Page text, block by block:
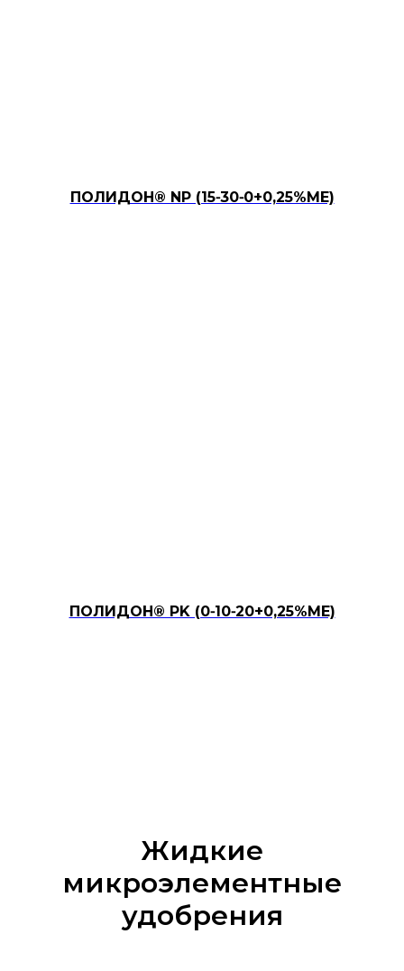
ПОЛИДОН® NP (15⁃30⁃0+0,25%ME)
ПОЛИДОН® PK (0⁃10⁃20+0,25%ME)
Жидкие
микроэлементные
удобрения